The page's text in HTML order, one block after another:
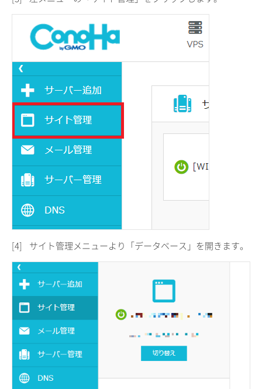
[4] サイト管理メニューより「データベース」を開きます。